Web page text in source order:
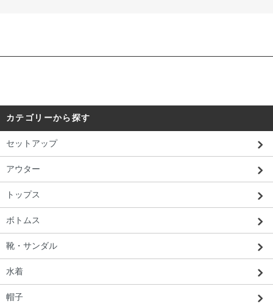
カテゴリーから探す
セットアップ
アウター
トップス
ボトムス
靴・サンダル
水着
帽子